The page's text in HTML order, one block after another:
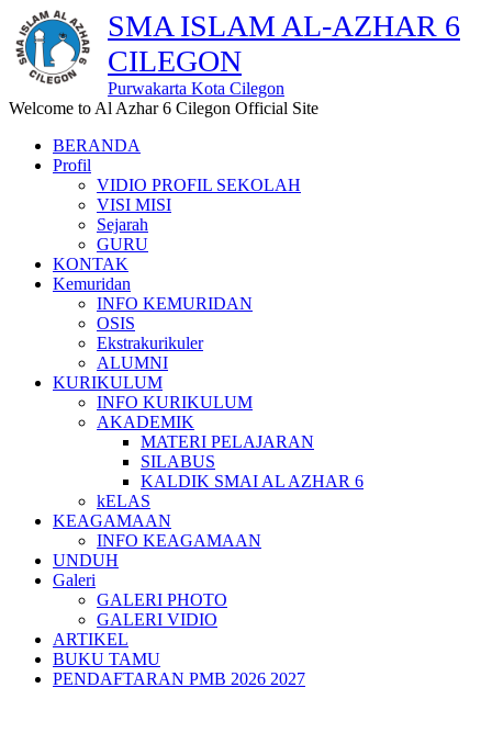
SMA ISLAM AL-AZHAR 6
CILEGON
Purwakarta Kota Cilegon
Welcome to Al Azhar 6 Cilegon Official Site
BERANDA
Profil
VIDIO PROFIL SEKOLAH
VISI MISI
Sejarah
GURU
KONTAK
Kemuridan
INFO KEMURIDAN
OSIS
Ekstrakurikuler
ALUMNI
KURIKULUM
INFO KURIKULUM
AKADEMIK
MATERI PELAJARAN
SILABUS
KALDIK SMAI AL AZHAR 6
kELAS
KEAGAMAAN
INFO KEAGAMAAN
UNDUH
Galeri
GALERI PHOTO
GALERI VIDIO
ARTIKEL
BUKU TAMU
PENDAFTARAN PMB 2026 2027